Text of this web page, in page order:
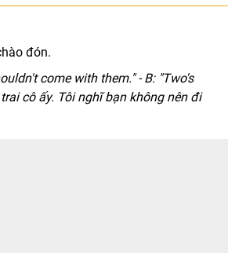
đón.
come with them." - B: "Two's
cô ấy. Tôi nghĩ bạn không nên đi